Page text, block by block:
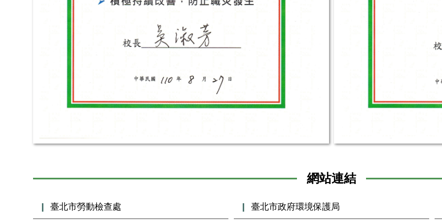
網站連結
臺北市勞動檢查處 臺北市政府環境保護局